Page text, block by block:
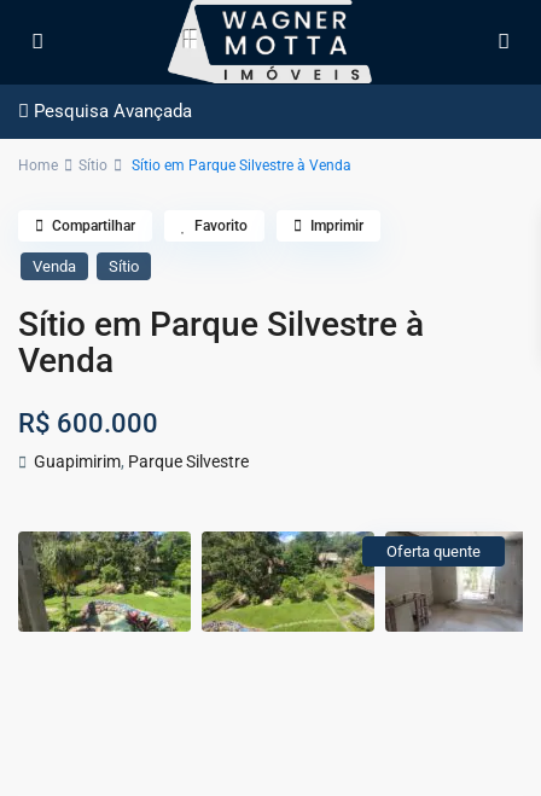
Pesquisa Avançada
Home Sítio Sítio em Parque Silvestre à Venda
Venda Sítio
Sítio em Parque Silvestre à
Venda
R$ 600.000
Guapimirim, Parque Silvestre
Compartilhar Favorito Imprimir
Oferta quente